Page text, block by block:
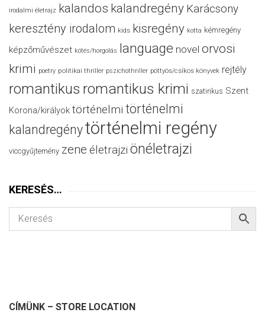
irodalmi életrajz kalandos kalandregény Karácsony
keresztény irodalom kids kisregény kotta kémregény
képzőművészet kötés/horgolás language novel orvosi
krimi poetry politikai thriller pszichothriller pöttyös/csíkos könyvek rejtély
romantikus romantikus krimi szatirikus Szent
Korona/királyok történelmi történelmi
kalandregénytörténelmi regény
viccgyűjtemény zene életrajzi önéletrajzi
KERESÉS…
CÍMÜNK – STORE LOCATION